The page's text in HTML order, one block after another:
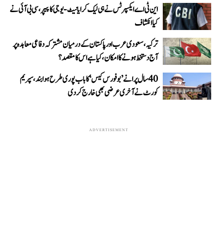
این ٹی اے ایکسپرٹس نے ہی لیک کرایا نیٹ-یوجی کا پیپر، سی بی آئی نے
کیا انکشاف
ترکیہ، سعودی عرب اور پاکستان کے درمیان مشترکہ دفاعی معاہدہ پر
آج دستخط ہونے کا امکان، کیا ہے اس کا مقصد؟
40 سال پرانے ’بوفورس کیس‘ کا باب پوری طرح ہوا بند، سپریم
کورٹ نے آخری عرضی بھی خارج کر دی
ADVERTISEMENT